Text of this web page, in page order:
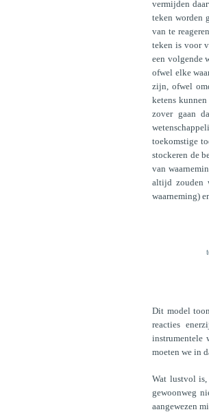
vermijden
teken worden
van te
teken is voor
een volgende
ofwel elke
zijn, ofwel
ketens
zover gaan
toekomstige
stockeren de
van
altijd zouden
waarneming)
Dit model
reacties
instrumentele
moeten we in
Wat lustvol
gewoonweg
aangewezen